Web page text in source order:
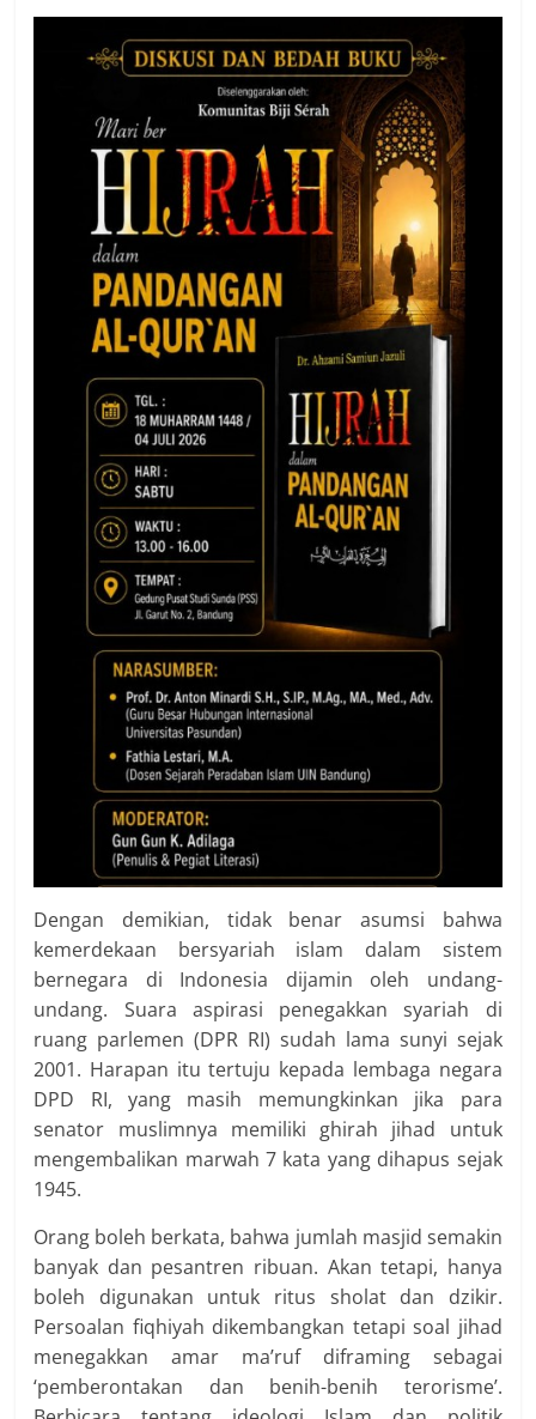
Dengan demikian, tidak benar asumsi bahwa
kemerdekaan bersyariah islam dalam sistem
bernegara di Indonesia dijamin oleh undang-
undang. Suara aspirasi penegakkan syariah di
ruang parlemen (DPR RI) sudah lama sunyi sejak
2001. Harapan itu tertuju kepada lembaga negara
DPD RI, yang masih memungkinkan jika para
senator muslimnya memiliki ghirah jihad untuk
mengembalikan marwah 7 kata yang dihapus sejak
1945.
Orang boleh berkata, bahwa jumlah masjid semakin
banyak dan pesantren ribuan. Akan tetapi, hanya
boleh digunakan untuk ritus sholat dan dzikir.
Persoalan fiqhiyah dikembangkan tetapi soal jihad
menegakkan amar ma’ruf diframing sebagai
‘pemberontakan dan benih-benih terorisme’.